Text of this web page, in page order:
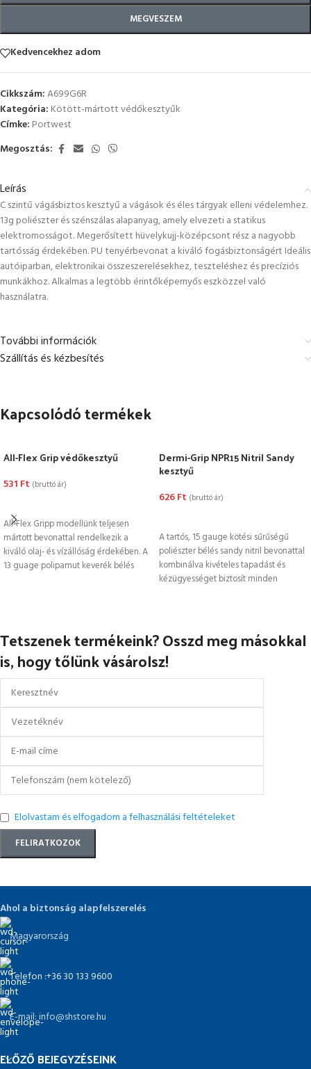
MEGVESZEM
Kedvencekhez adom
Cikkszám:A699G6R
Kategória: Kötött-mártott védőkesztyűk
Címke: Portwest
Megosztás:
Leírás
C szintű vágásbiztos kesztyű a vágások és éles tárgyak elleni védelemhez.
13g poliészter és szénszálas alapanyag, amely elvezeti a statikus
elektromosságot. Megerősített hüvelykujj-középcsont rész a nagyobb
tartósság érdekében. PU tenyérbevonat a kiváló fogásbiztonságért Ideális
autóiparban, elektronikai összeszerelésekhez, teszteléshez és precíziós
munkákhoz. Alkalmas a legtöbb érintőképernyős eszközzel való
használatra.
További információk
Szállítás és kézbesítés
Kapcsolódó termékek
All-Flex Grip védőkesztyű
531 Ft (bruttó ár)
All-Flex Gripp modellünk teljesen
mártott bevonattal rendelkezik a
kiváló olaj- és vízállóság érdekében. A
13 guage polipamut keverék bélés
Dermi-Grip NPR15 Nitril Sandy
kesztyű
626Ft (bruttó ár)
A tartós, 15 gauge kötési sűrűségű
poliészter bélés sandy nitril bevonattal
kombinálva kivételes tapadást és
kézügyességet biztosít minden
Tetszenek termékeink? Osszd meg másokkal
is, hogy tőlünk vásárolsz!
Elolvastam és elfogadom a felhasználási feltételeket
Ahol a biztonság alapfelszerelés
Magyarország
Telefon :+36 30 133 9600
E-mail: info@shstore.hu
ELŐZŐ BEJEGYZÉSEINK